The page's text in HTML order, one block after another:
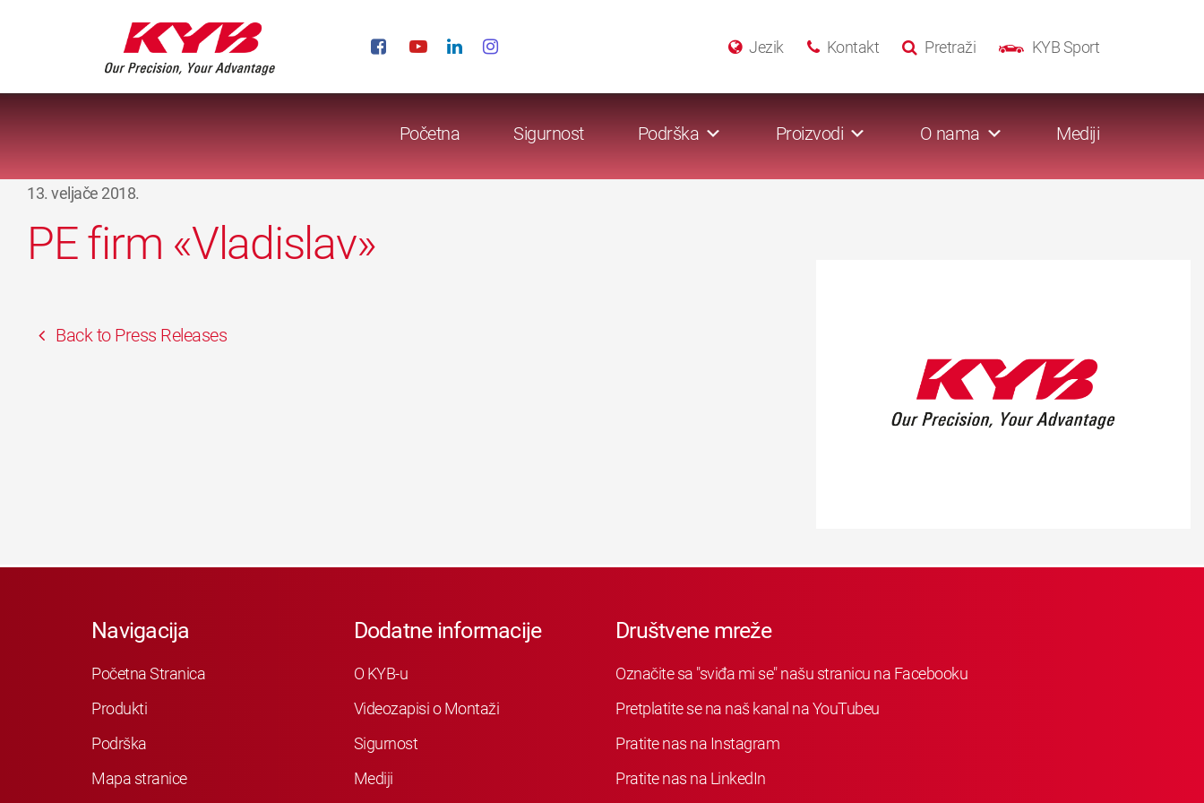
KYB Sport
Pretraži
Kontakt
Jezik
Početna Sigurnost Podrška Proizvodi O nama Mediji
13. veljače 2018.
PE firm «Vladislav»
Back to Press Releases
Navigacija
Početna Stranica
Produkti
Podrška
Mapa stranice
Dodatne informacije
O KYB-u
Videozapisi o Montaži
Sigurnost
Mediji
Društvene mreže
Označite sa "sviđa mi se" našu stranicu na Facebooku
Pretplatite se na naš kanal na YouTubeu
Pratite nas na Instagram
Pratite nas na LinkedIn